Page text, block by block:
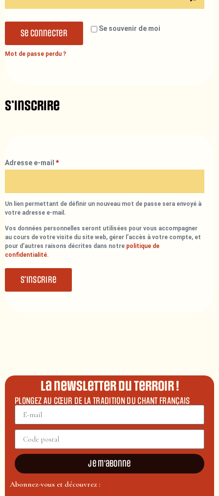
Se souvenir de moi
Se connecter
Mot de passe perdu ?
S’inscrire
Adresse e-mail *
Un lien permettant de définir un nouveau mot de passe sera envoyé à
votre adresse e-mail.
Vos données personnelles seront utilisées pour vous accompagner
au cours de votre visite du site web, gérer l’accès à votre compte, et
pour d’autres raisons décrites dans notre politique de
confidentialité.
S’inscrire
La newsletter du terroir !
PLONGEZ AU CŒUR DE LA TRADITION DU CHANT FRANÇAIS
Je m'abonne
Abonnez-vous et découvrez :